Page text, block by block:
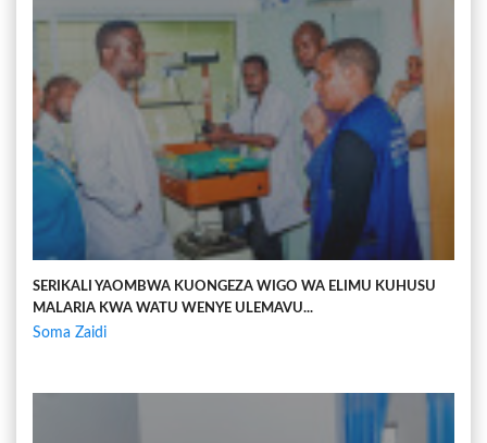
SERIKALI YAOMBWA KUONGEZA WIGO WA ELIMU KUHUSU
MALARIA KWA WATU WENYE ULEMAVU...
Soma Zaidi